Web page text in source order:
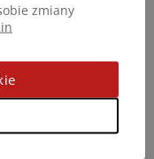
zmiany